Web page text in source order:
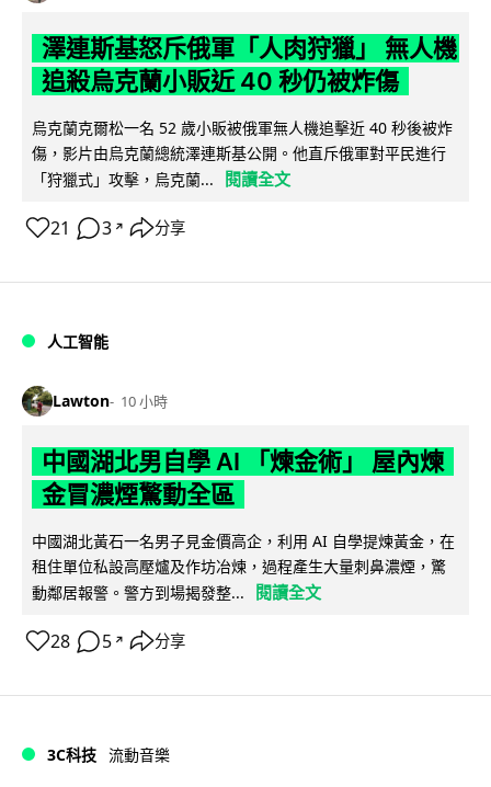
澤連斯基怒斥俄軍「人肉狩獵」 無人機
追殺烏克蘭小販近 40 秒仍被炸傷
烏克蘭克爾松一名 52 歲小販被俄軍無人機追擊近 40 秒後被炸
傷，影片由烏克蘭總統澤連斯基公開。他直斥俄軍對平民進行
「狩獵式」攻擊，烏克蘭...
閱讀全文
21 3 ↗ 分享
人工智能
Lawton 10 小時
中國湖北男自學 AI 「煉金術」 屋內煉
金冒濃煙驚動全區
中國湖北黃石一名男子見金價高企，利用 AI 自學提煉黃金，在
租住單位私設高壓爐及作坊冶煉，過程產生大量刺鼻濃煙，驚
動鄰居報警。警方到場揭發整...
閱讀全文
28 5 ↗ 分享
3C科技 流動音樂